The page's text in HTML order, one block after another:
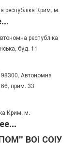
республіка Крим, м.
республіка
буд. 11
98300, Автономна
66, прим. 33
Крим, м.
ВОІ СОІУ